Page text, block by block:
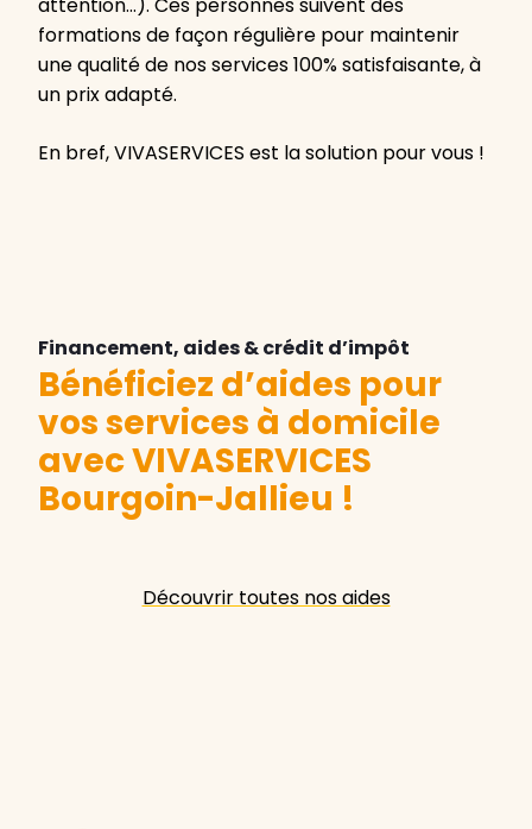
attention…). Ces personnes suivent des
formations de façon régulière pour maintenir
une qualité de nos services 100% satisfaisante, à
un prix adapté.
En bref, VIVASERVICES est la solution pour vous !
Financement, aides & crédit d’impôt
Bénéficiez d’aides pour
vos services à domicile
avec VIVASERVICES
Bourgoin-Jallieu !
Découvrir toutes nos aides